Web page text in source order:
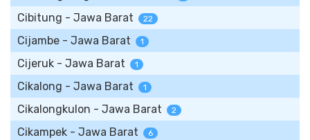
Cibitung - Jawa Barat 22
Cijambe - Jawa Barat 1
Cijeruk - Jawa Barat 1
Cikalong - Jawa Barat 1
Cikalongkulon - Jawa Barat 2
Cikampek - Jawa Barat 6